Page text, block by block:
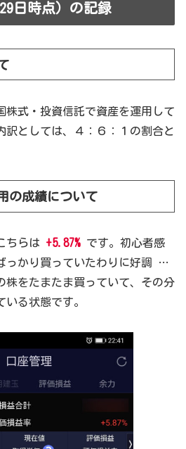
日時点）の記録
株式・投資信託で資産を運用して
訳としては、４：６：１の割合と
の成績について
ちらは +5.87% です。初心者感
っかり買っていたわりに好調 …
株をたまたま買っていて、その分
る状態です。